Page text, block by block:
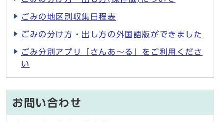
ごみの地区別収集日程表
ごみの分け方・出し方の外国語版ができました
ごみ分別アプリ「さんあ〜る」をご利用くださ
い
お問い合わせ